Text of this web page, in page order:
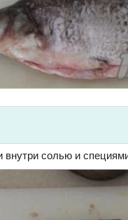
внутри солью и